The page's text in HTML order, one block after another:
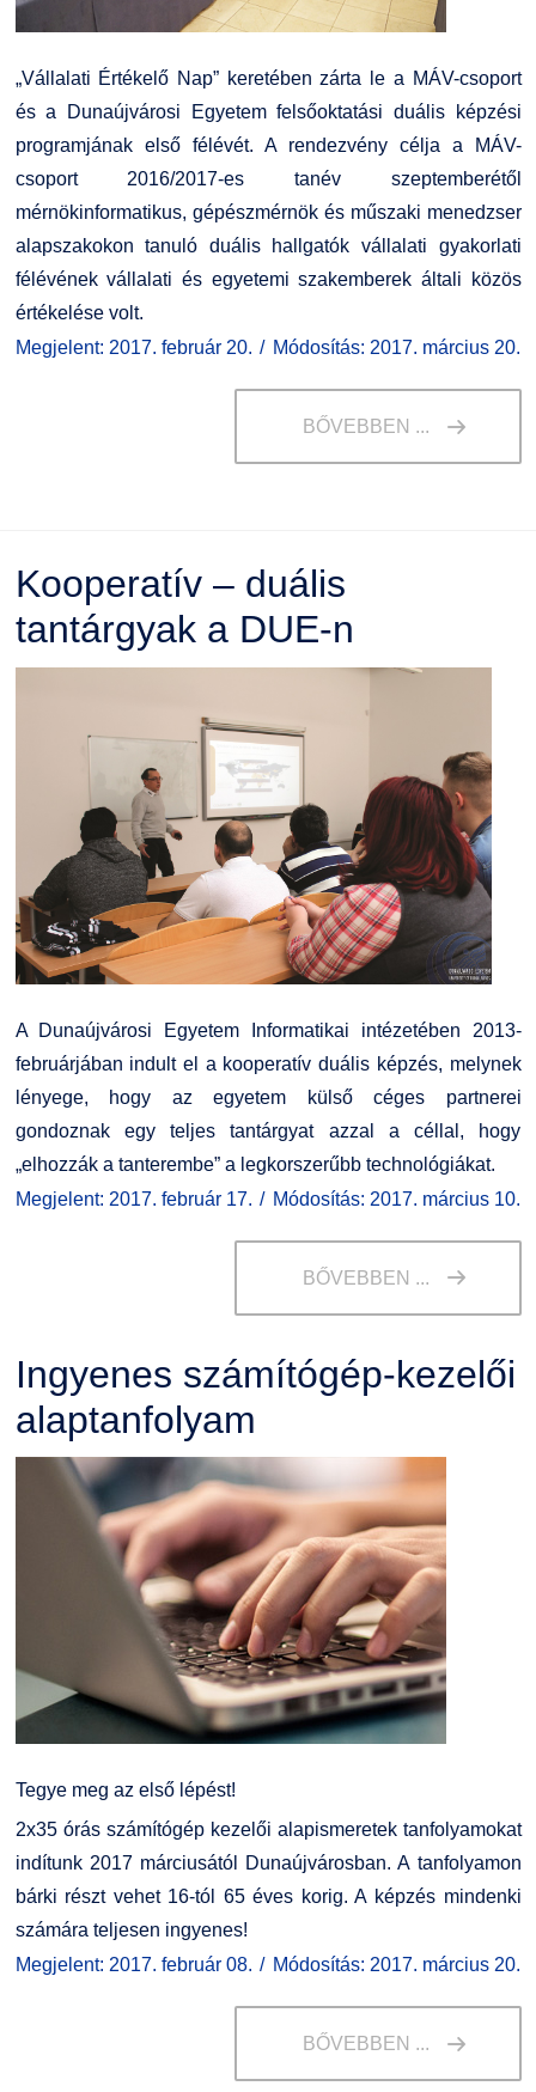
„Vállalati Értékelő Nap” keretében zárta le a MÁV-csoport
és a Dunaújvárosi Egyetem felsőoktatási duális képzési
programjának első félévét. A rendezvény célja a MÁV-
csoport 2016/2017-es tanév szeptemberétől
mérnökinformatikus, gépészmérnök és műszaki menedzser
alapszakokon tanuló duális hallgatók vállalati gyakorlati
félévének vállalati és egyetemi szakemberek általi közös
értékelése volt.
Megjelent: 2017. február 20.
Módosítás: 2017. március 20.
BŐVEBBEN ...
Kooperatív – duális
tantárgyak a DUE-n
A Dunaújvárosi Egyetem Informatikai intézetében 2013-
februárjában indult el a kooperatív duális képzés, melynek
lényege, hogy az egyetem külső céges partnerei
gondoznak egy teljes tantárgyat azzal a céllal, hogy
„elhozzák a tanterembe” a legkorszerűbb technológiákat.
Megjelent: 2017. február 17.
Módosítás: 2017. március 10.
BŐVEBBEN ...
Ingyenes számítógép-kezelői
alaptanfolyam
Tegye meg az első lépést!
2x35 órás számítógép kezelői alapismeretek tanfolyamokat
indítunk 2017 márciusától Dunaújvárosban. A tanfolyamon
bárki részt vehet 16-tól 65 éves korig. A képzés mindenki
számára teljesen ingyenes!
Megjelent: 2017. február 08.
Módosítás: 2017. március 20.
BŐVEBBEN ...